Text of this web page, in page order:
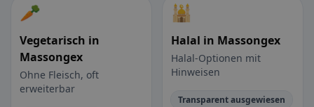
🥕
Vegetarisch in
Massongex
Ohne Fleisch, oft
erweiterbar
🕌
Halal in Massongex
Halal-Optionen mit
Hinweisen
Transparent ausgewiesen